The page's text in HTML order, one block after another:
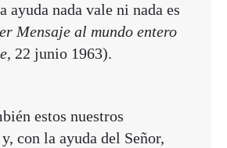
ayuda nada vale ni nada es
Mensaje al mundo entero
, 22 junio 1963).
estos nuestros
con la ayuda del Señor,